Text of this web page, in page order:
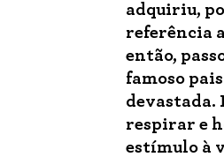
adquiriu,
referência
então,
famoso
devastada.
respirar e
estímulo à